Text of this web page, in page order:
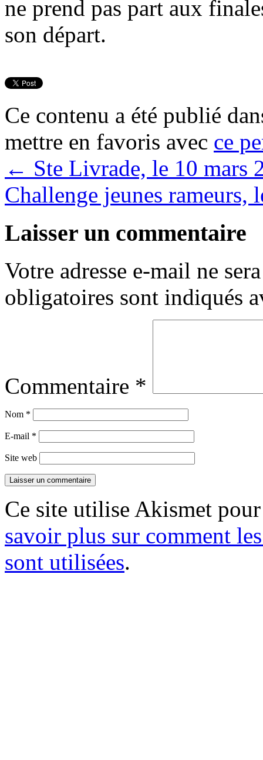
ne prend pas part aux
son départ.
Ce contenu a été publié
mettre en favoris avec ce
← Ste Livrade, le 10 mars
Challenge jeunes rameurs,
Laisser un commentaire
Votre adresse e-mail ne
obligatoires sont indiqués
Commentaire *
Nom *
E-mail *
Site web
Ce site utilise Akismet
savoir plus sur comment
sont utilisées.